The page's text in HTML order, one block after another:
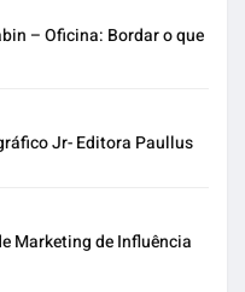
– Oficina: Bordar o que
Jr- Editora Paullus
Marketing de Influência